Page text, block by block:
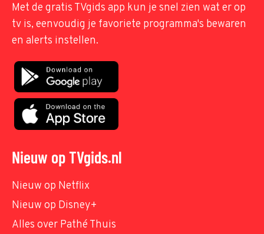
Met de gratis TVgids app kun je snel zien wat er op
tv is, eenvoudig je favoriete programma's bewaren
en alerts instellen.
Nieuw op TVgids.nl
Nieuw op Netflix
Nieuw op Disney+
Alles over Pathé Thuis